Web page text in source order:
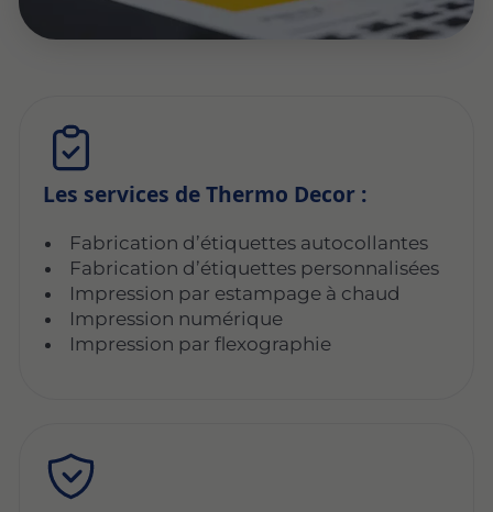
Les services de Thermo Decor :
Fabrication d’étiquettes autocollantes
Fabrication d’étiquettes personnalisées
Impression par estampage à chaud
Impression numérique
Impression par flexographie